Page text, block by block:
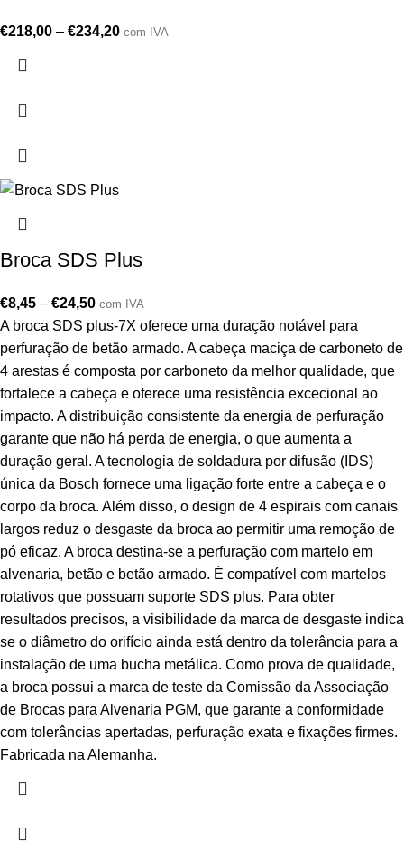
€218,00 – €234,20 com IVA
Broca SDS Plus
€8,45 – €24,50 com IVA
A broca SDS plus-7X oferece uma duração notável para
perfuração de betão armado. A cabeça maciça de carboneto de
4 arestas é composta por carboneto da melhor qualidade, que
fortalece a cabeça e oferece uma resistência excecional ao
impacto. A distribuição consistente da energia de perfuração
garante que não há perda de energia, o que aumenta a
duração geral. A tecnologia de soldadura por difusão (IDS)
única da Bosch fornece uma ligação forte entre a cabeça e o
corpo da broca. Além disso, o design de 4 espirais com canais
largos reduz o desgaste da broca ao permitir uma remoção de
pó eficaz. A broca destina-se a perfuração com martelo em
alvenaria, betão e betão armado. É compatível com martelos
rotativos que possuam suporte SDS plus. Para obter
resultados precisos, a visibilidade da marca de desgaste indica
se o diâmetro do orifício ainda está dentro da tolerância para a
instalação de uma bucha metálica. Como prova de qualidade,
a broca possui a marca de teste da Comissão da Associação
de Brocas para Alvenaria PGM, que garante a conformidade
com tolerâncias apertadas, perfuração exata e fixações firmes.
Fabricada na Alemanha.